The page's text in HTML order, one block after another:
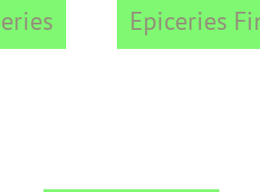
Epiceries Fines